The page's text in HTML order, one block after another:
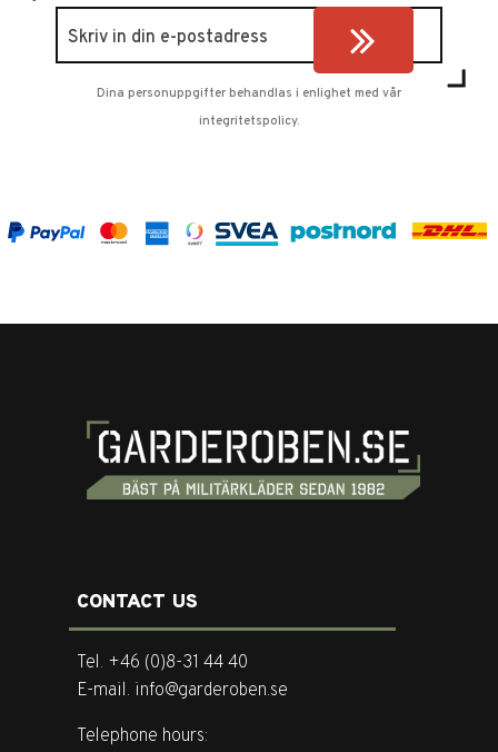
Dina personuppgifter behandlas i enlighet med vår
integritetspolicy.
CONTACT US
Tel. +46 (0)8-31 44 40
E-mail. info@garderoben.se
Telephone hours: